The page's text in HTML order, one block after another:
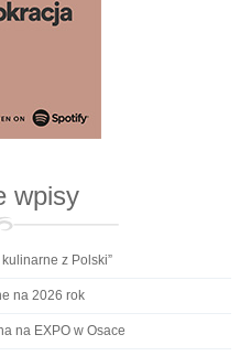
wpisy
z Polski”
na 2026 rok
na EXPO w Osace